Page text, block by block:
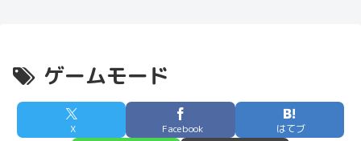
ゲームモード
X Facebook はてブ